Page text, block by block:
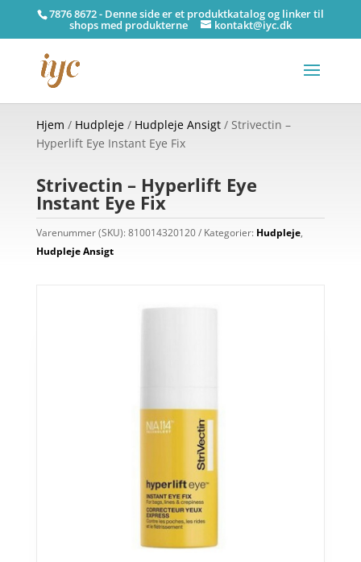
7876 8672 - Denne side er et produktkatalog og linker til
shops med produkterne kontakt@iyc.dk
Hjem / Hudpleje/ Hudpleje Ansigt/ Strivectin –
Hyperlift Eye Instant Eye Fix
Strivectin – Hyperlift Eye
Instant Eye Fix
Varenummer (SKU):810014320120 Kategorier: Hudpleje,
Hudpleje Ansigt